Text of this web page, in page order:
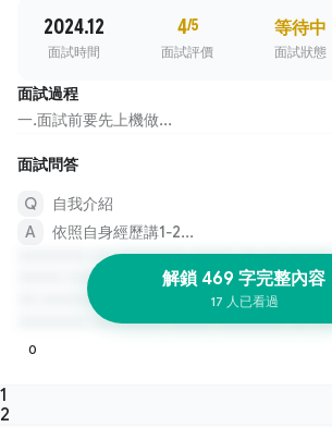
2024.12
面試時間
4/5
面試評價
等待中
面試狀態
面試過程
一.面試前要先上機做...
面試問答
自我介紹
依照自身經歷講1-2...
解鎖 469 字完整內容
17 人已看過
0
1
2